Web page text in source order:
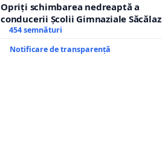
Opriți schimbarea nedreaptă a
conducerii Școlii Gimnaziale Săcălaz
454 semnături
Notificare de transparență